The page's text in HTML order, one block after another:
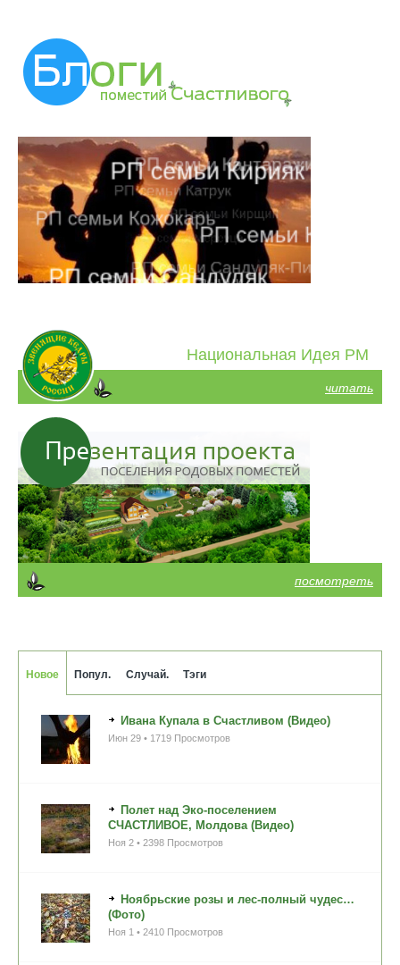
Национальная Идея РМ
читать
посмотреть
Новое Попул. Случай. Тэги
Ивана Купала в Счастливом (Видео)
Июн 29 • 1719 Просмотров
Полет над Эко-поселением
СЧАСТЛИВОЕ, Молдова (Видео)
Ноя 2 • 2398 Просмотров
Ноябрьские розы и лес-полный чудес…
(Фото)
Ноя 1 • 2410 Просмотров